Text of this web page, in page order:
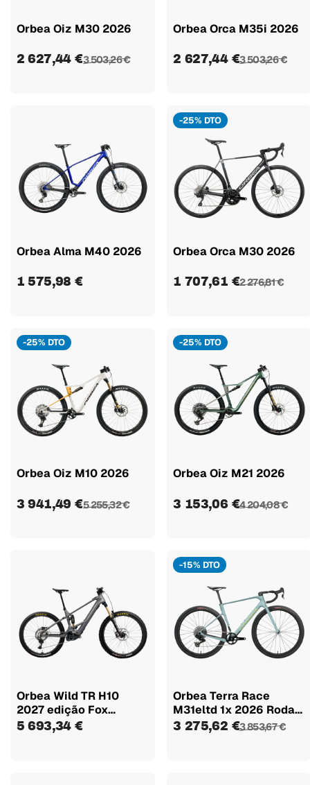
Orbea Oiz M30 2026
2 627,44 €3 503,26 €
Orbea Orca M35i 2026
2 627,44 €3 503,26 €
Orbea Alma M40 2026
1 575,98 €
-25% DTO
Orbea Orca M30 2026
1 707,61 €2 276,81 €
-25% DTO
Orbea Oiz M10 2026
3 941,49 €5 255,32 €
-25% DTO
Orbea Oiz M21 2026
3 153,06 €4 204,08 €
Orbea Wild TR H10
2027 edição Fox
Kashima
5 693,34 €
-15% DTO
Orbea Terra Race
M31eltd 1x 2026 Rodas
Oquo...
3 275,62 €3 853,67 €